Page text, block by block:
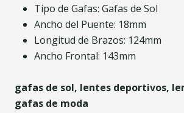
Tipo de Gafas: Gafas de Sol
Ancho del Puente: 18mm
Longitud de Brazos: 124mm
Ancho Frontal: 143mm
gafas de sol, lentes deportivos,
gafas de moda